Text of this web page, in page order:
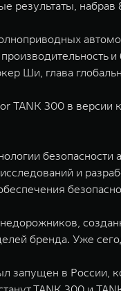
результаты, набрав
Ши, глава
TANK 300 в версии
и
бренда. Уже
запущен в